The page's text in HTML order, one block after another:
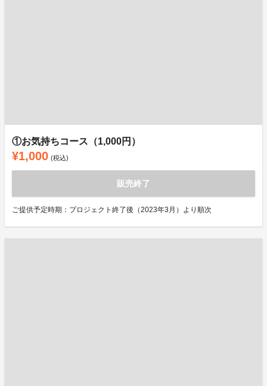
①お気持ちコース（1,000円）
¥1,000 (税込)
販売終了
ご提供予定時期：プロジェクト終了後（2023年3月）より順次